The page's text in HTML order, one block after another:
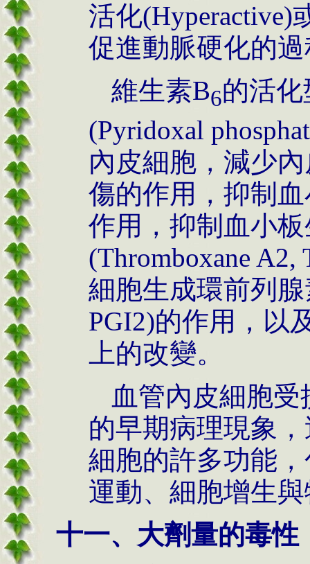
活化(Hyperactive)
促進動脈硬化的
維生素B6的活
(Pyridoxal
內皮細胞，減少
傷的作用，抑制
作用，抑制血小
(Thromboxane
細胞生成環前列腺
PGI2)的作用，以
上的改變。
血管內皮細胞
的早期病理現象
細胞的許多功能
運動、細胞增生
十一、大劑量的毒性